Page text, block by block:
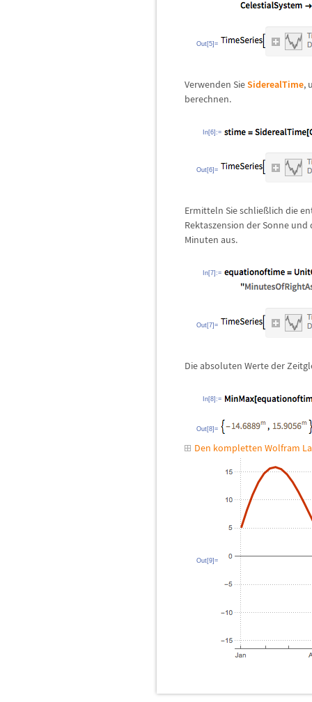
Out[5]=
Verwenden SieSiderealTime,
berechnen.
In[6]:=
Out[6]=
Ermitteln Sie schließlich die
Rektaszension der Sonne
Minuten aus.
In[7]:=
Out[7]=
Die absoluten Werte der
In[8]:=
Out[8]=
Den kompletten Wolfram
Out[9]=